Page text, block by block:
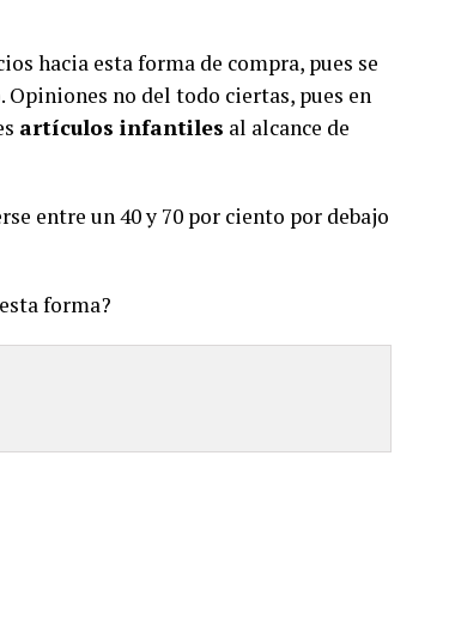
hacia esta forma de compra, pues se
Opiniones no del todo ciertas, pues en
artículos infantiles al alcance de
entre un 40 y 70 por ciento por debajo
forma?